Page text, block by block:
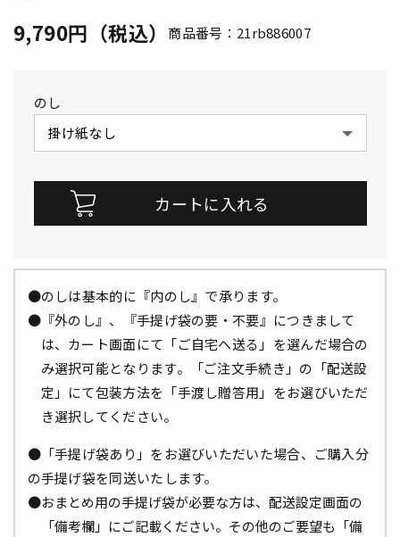
9,790円（税込） 商品番号：21rb886007
のし
●のしは基本的に『内のし』で承ります。
●『外のし』、『手提げ袋の要・不要』につきまして
は、カート画面にて「ご自宅へ送る」を選んだ場合の
み選択可能となります。「ご注文手続き」の「配送設
定」にて包装方法を「手渡し贈答用」をお選びいただ
き選択してください。
●「手提げ袋あり」をお選びいただいた場合、ご購入分
の手提げ袋を同送いたします。
●おまとめ用の手提げ袋が必要な方は、配送設定画面の
「備考欄」にご記載ください。その他のご要望も「備